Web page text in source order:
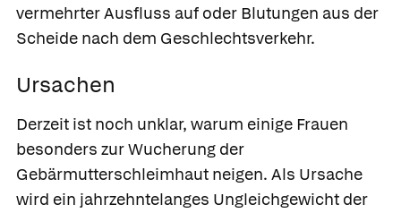
vermehrter Ausfluss auf oder Blutungen aus der
Scheide nach dem Geschlechtsverkehr.
Ursachen
Derzeit ist noch unklar, warum einige Frauen
besonders zur Wucherung der
Gebärmutterschleimhaut neigen. Als Ursache
wird ein jahrzehntelanges Ungleichgewicht der